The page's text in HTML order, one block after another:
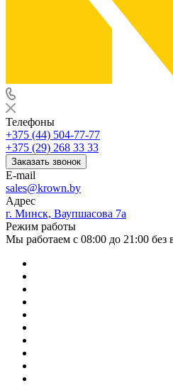
Телефоны
+375 (44) 504-77-77
+375 (29) 268 33 33
Заказать звонок
E-mail
sales@krown.by
Адрес
г. Минск, Ваупшасова 7а
Режим работы
Мы работаем с 08:00 до 21:00 без